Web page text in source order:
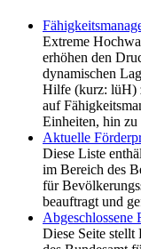
Extreme
erhöhen den
dynamischen
Hilfe (kurz: lüH)
auf
Einheiten, hin zu
Aktuelle
Diese Liste
im Bereich des
für
beauftragt und
Abgeschlos­sene
Diese Seite